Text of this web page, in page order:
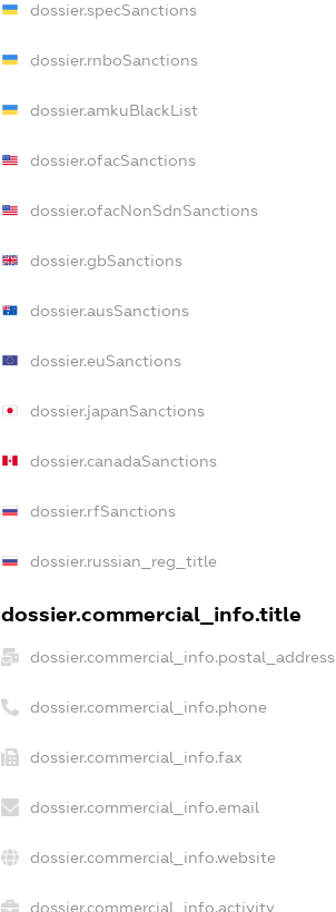
dossier.specSanctions
dossier.rnboSanctions
dossier.amkuBlackList
dossier.ofacSanctions
dossier.ofacNonSdnSanctions
dossier.gbSanctions
dossier.ausSanctions
dossier.euSanctions
dossier.japanSanctions
dossier.canadaSanctions
dossier.rfSanctions
dossier.russian_reg_title
dossier.commercial_info.title
dossier.commercial_info.postal_address
dossier.commercial_info.phone
dossier.commercial_info.fax
dossier.commercial_info.email
dossier.commercial_info.website
dossier.commercial_info.activity